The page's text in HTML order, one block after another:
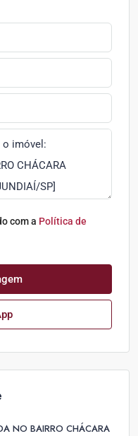
com a Política de
NO BAIRRO CHÁCARA